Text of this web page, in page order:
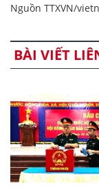
Nguồn TTXVN/
BÀI VIẾT